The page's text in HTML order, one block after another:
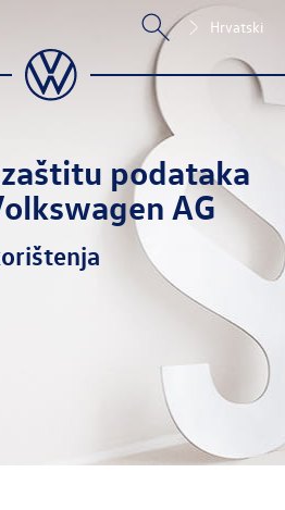
Hrvatski
podataka
AG